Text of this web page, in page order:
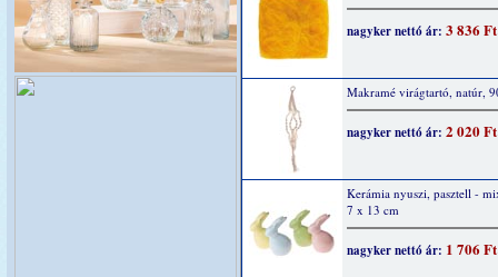
nagyker nettó ár: 3 836 Ft
Makramé virágtartó, natúr,
nagyker nettó ár: 2 020 Ft
Kerámia nyuszi, pasztell -
7 x 13 cm
nagyker nettó ár: 1 706 Ft